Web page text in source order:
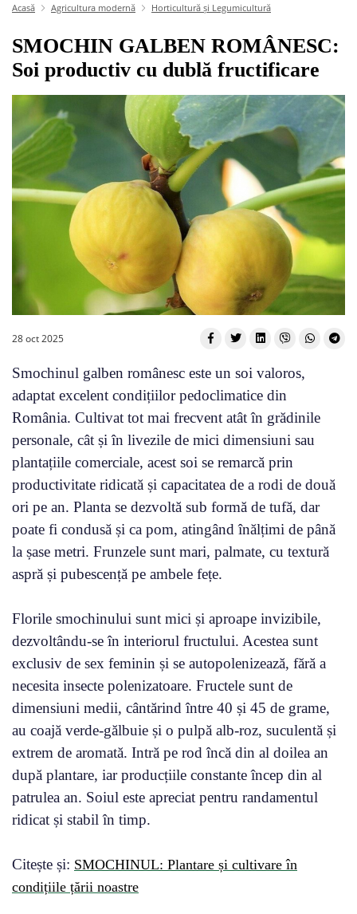
Acasă Agricultura modernă Horticultură și Legumicultură
SMOCHIN GALBEN ROMÂNESC:
Soi productiv cu dublă fructificare
28 oct 2025
Smochinul galben românesc este un soi valoros,
adaptat excelent condițiilor pedoclimatice din
România. Cultivat tot mai frecvent atât în grădinile
personale, cât și în livezile de mici dimensiuni sau
plantațiile comerciale, acest soi se remarcă prin
productivitate ridicată și capacitatea de a rodi de două
ori pe an. Planta se dezvoltă sub formă de tufă, dar
poate fi condusă și ca pom, atingând înălțimi de până
la șase metri. Frunzele sunt mari, palmate, cu textură
aspră și pubescență pe ambele fețe.
Florile smochinului sunt mici și aproape invizibile,
dezvoltându-se în interiorul fructului. Acestea sunt
exclusiv de sex feminin și se autopolenizează, fără a
necesita insecte polenizatoare. Fructele sunt de
dimensiuni medii, cântărind între 40 și 45 de grame,
au coajă verde-gălbuie și o pulpă alb-roz, suculentă și
extrem de aromată. Intră pe rod încă din al doilea an
după plantare, iar producțiile constante încep din al
patrulea an. Soiul este apreciat pentru randamentul
ridicat și stabil în timp.
Citește și: SMOCHINUL: Plantare și cultivare în
condițiile țării noastre